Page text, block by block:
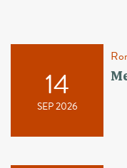
14
SEP 2026